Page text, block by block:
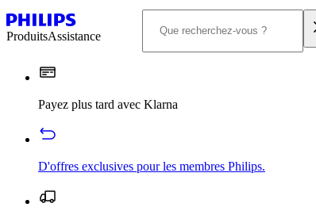
ProduitsAssistance
Payez plus tard avec Klarna
D'offres exclusives pour les membres Philips.